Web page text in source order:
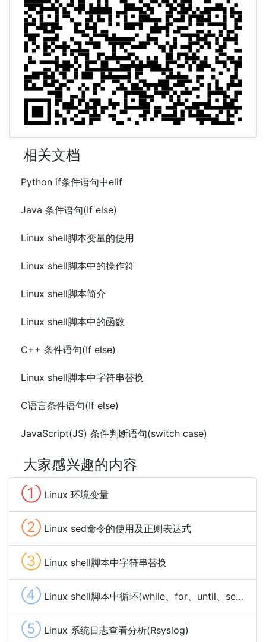
相关文档
Python if条件语句中elif
Java 条件语句(If else)
Linux shell脚本变量的使用
Linux shell脚本中的操作符
Linux shell脚本简介
Linux shell脚本中的函数
C++ 条件语句(If else)
Linux shell脚本中字符串替换
C语言条件语句(If else)
JavaScript(JS) 条件判断语句(switch case)
大家感兴趣的内容
① Linux 环境变量
② Linux sed命令的使用及正则表达式
③ Linux shell脚本中字符串替换
④ Linux shell脚本中循环(while、for、until、select)
⑤ Linux 系统日志查看分析(Rsyslog)